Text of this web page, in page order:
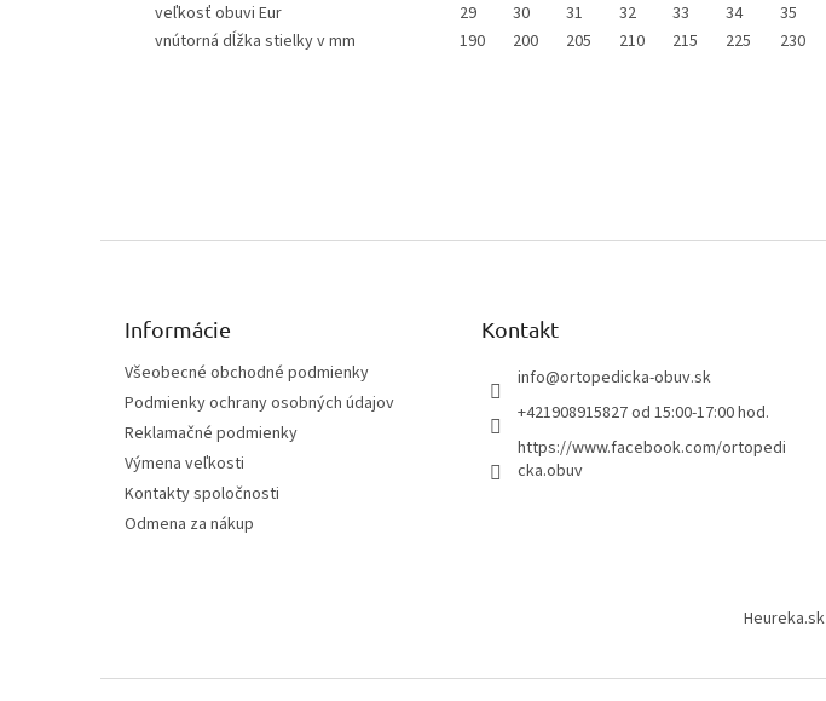
veľkosť obuvi Eur 29 30 31 32 33 34 35
vnútorná dĺžka stielky v mm
190 200 205 210 215 225 230
Informácie
Všeobecné obchodné podmienky
Podmienky ochrany osobných údajov
Reklamačné podmienky
Výmena veľkosti
Kontakty spoločnosti
Odmena za nákup
Kontakt
info@ortopedicka-obuv.sk
+421908915827 od 15:00-17:00 hod.
https://www.facebook.com/ortopedi
cka.obuv
Heureka.sk